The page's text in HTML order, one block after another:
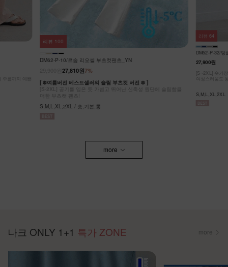
슬림함을
DM52-P-32/팅글 라이온셀 데님 스커트_DY
27,900원
[S~2XL] 숏기장,기본기장 두가지 기장옵션! 캐주얼도,
여성스러움도 동시에 잡은 롱스커트에요~
S,M,L,XL,2XL
리뷰 64
KO62-P-05/쿨
32,900원
[ ❄️COOL
[55-99] 나크
F,L / 숏,롱
리뷰 20
more
나크 ONLY 1+1 특가 ZONE more